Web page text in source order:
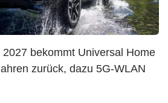
bekommt Universal Home
zurück, dazu 5G-WLAN